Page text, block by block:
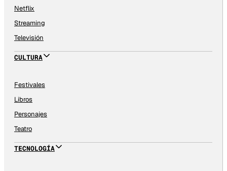
Netflix
Streaming
Televisión
CULTURA
Festivales
Libros
Personajes
Teatro
TECNOLOGÍA